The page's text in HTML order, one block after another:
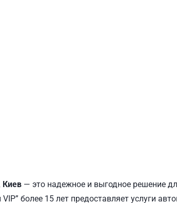
Киев — это надежное и выгодное решение
более 15 лет предоставляет услуги